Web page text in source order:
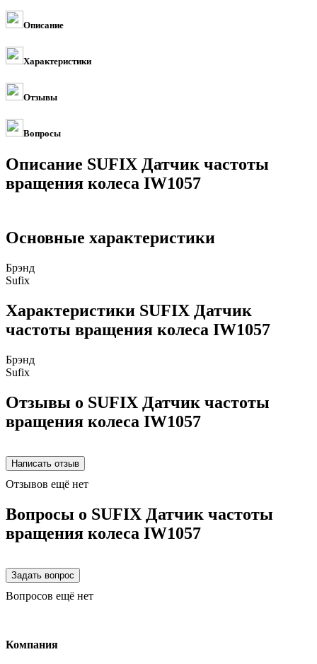
Описание
Характеристики
Отзывы
Вопросы
Описание SUFIX Датчик частоты
вращения колеса IW1057
Основные характеристики
Брэнд
Sufix
Характеристики SUFIX Датчик
частоты вращения колеса IW1057
Брэнд
Sufix
Отзывы о SUFIX Датчик частоты
вращения колеса IW1057
Отзывов ещё нет
Вопросы о SUFIX Датчик частоты
вращения колеса IW1057
Вопросов ещё нет
Компания